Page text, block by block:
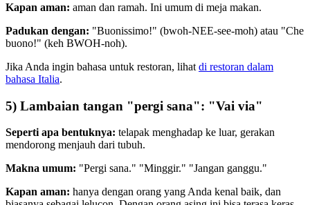
Kapan aman: aman dan ramah. Ini umum di meja makan.
Padukan dengan: "Buonissimo!" (bwoh-NEE-see-moh) atau "Che
buono!" (keh BWOH-noh).
Jika Anda ingin bahasa untuk restoran, lihat di restoran dalam
bahasa Italia.
5) Lambaian tangan "pergi sana": "Vai via"
Seperti apa bentuknya: telapak menghadap ke luar, gerakan
mendorong menjauh dari tubuh.
Makna umum: "Pergi sana." "Minggir." "Jangan ganggu."
Kapan aman: hanya dengan orang yang Anda kenal baik, dan